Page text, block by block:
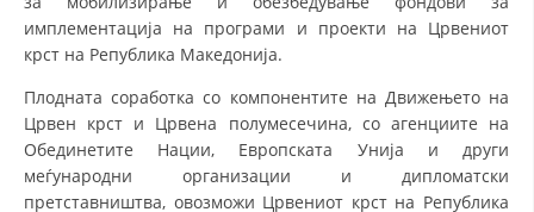
СОБРАНИЕ
ДИСЕМИНАЦИЈА
MЕЃУНАРОДНО ХУМАНИТАРНО ПРАВО
имплементација на програми и проекти на Црвениот
крст на Република Македонија.
Плодната соработка со компонентите на Движењето на
Црвен крст и Црвена полумесечина, со агенциите на
Обединетите Нации, Европската Унија и други
меѓународни организации и дипломатски
претставништва, овозможи Црвениот крст на Република